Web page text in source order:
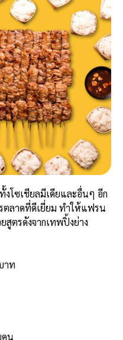
งโซเชียลมีเดียและอื่นๆ อีก
ตลาดที่ดีเยี่ยม ทำให้แฟรน
สูตรดังจากเทพปิ้งย่าง
าท
คน